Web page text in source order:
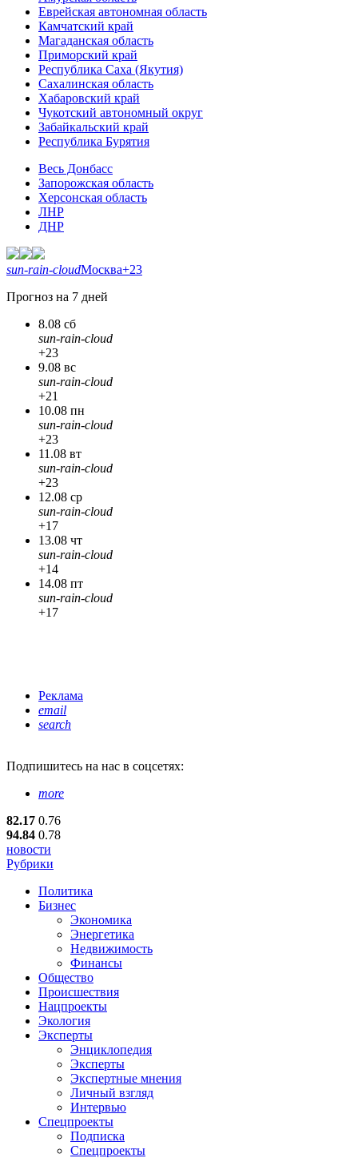
Еврейская автономная область
Камчатский край
Магаданская область
Приморский край
Республика Саха (Якутия)
Сахалинская область
Хабаровский край
Чукотский автономный округ
Забайкальский край
Республика Бурятия
Весь Донбасс
Запорожская область
Херсонская область
ЛНР
ДНР
sun-rain-cloudМосква+23
Прогноз на 7 дней
8.08 сб
sun-rain-cloud
+23
9.08 вс
sun-rain-cloud
+21
10.08 пн
sun-rain-cloud
+23
11.08 вт
sun-rain-cloud
+23
12.08 ср
sun-rain-cloud
+17
13.08 чт
sun-rain-cloud
+14
14.08 пт
sun-rain-cloud
+17
Реклама
email
search
Подпишитесь на нас в соцсетях:
more
82.17 0.76
94.84 0.78
новости
Рубрики
Политика
Бизнес
Экономика
Энергетика
Недвижимость
Финансы
Общество
Происшествия
Нацпроекты
Экология
Эксперты
Энциклопедия
Эксперты
Экспертные мнения
Личный взгляд
Интервью
Спецпроекты
Подписка
Спецпроекты